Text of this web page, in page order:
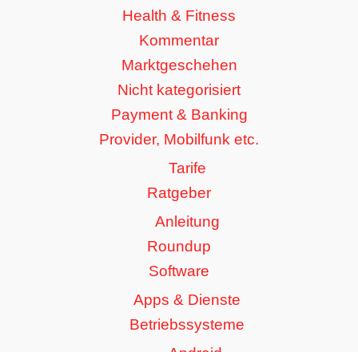
Health & Fitness
Kommentar
Marktgeschehen
Nicht kategorisiert
Payment & Banking
Provider, Mobilfunk etc.
Tarife
Ratgeber
Anleitung
Roundup
Software
Apps & Dienste
Betriebssysteme